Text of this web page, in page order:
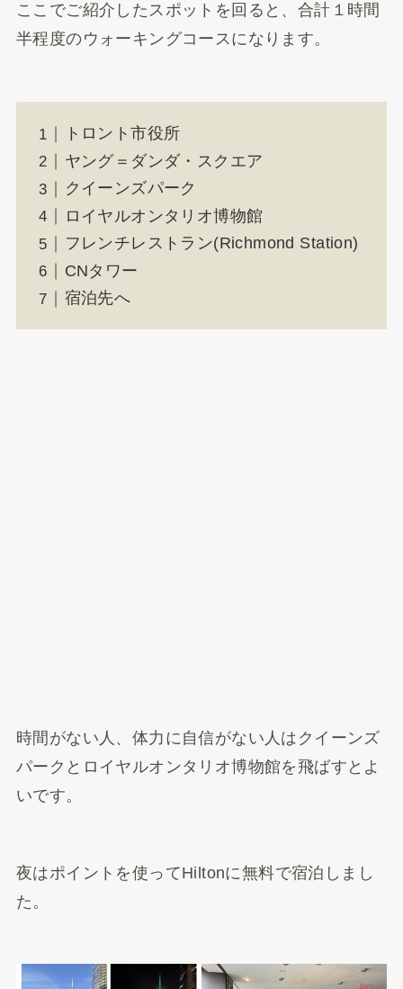
ここでご紹介したスポットを回ると、合計１時間
半程度のウォーキングコースになります。
トロント市役所
ヤング＝ダンダ・スクエア
クイーンズパーク
ロイヤルオンタリオ博物館
フレンチレストラン(Richmond Station)
CNタワー
宿泊先へ
時間がない人、体力に自信がない人はクイーンズ
パークとロイヤルオンタリオ博物館を飛ばすとよ
いです。
夜はポイントを使ってHiltonに無料で宿泊しまし
た。